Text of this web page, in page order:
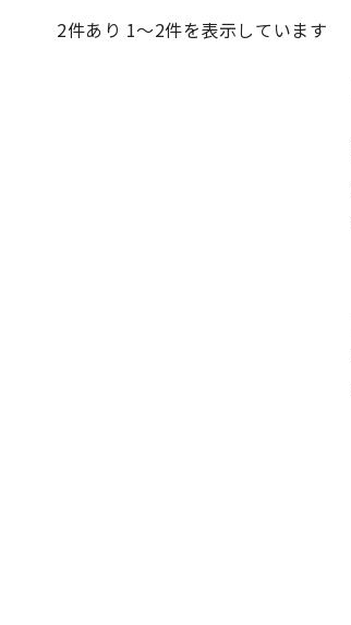
2件あり 1〜2件を表示しています